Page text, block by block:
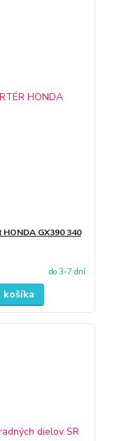
GX390 340
do 3-7 dní
košíka